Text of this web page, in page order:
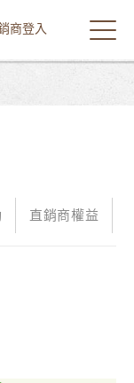
商登入
選
單
直銷商權益